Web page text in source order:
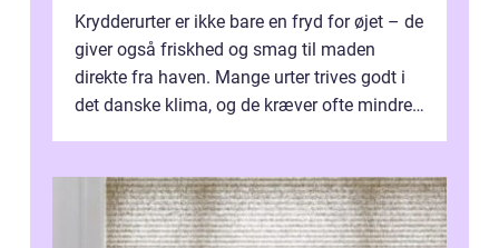
Krydderurter er ikke bare en fryd for øjet – de
giver også friskhed og smag til maden
direkte fra haven. Mange urter trives godt i
det danske klima, og de kræver ofte mindre